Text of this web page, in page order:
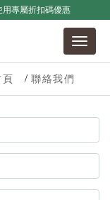
專屬折扣碼優惠
聯絡我們